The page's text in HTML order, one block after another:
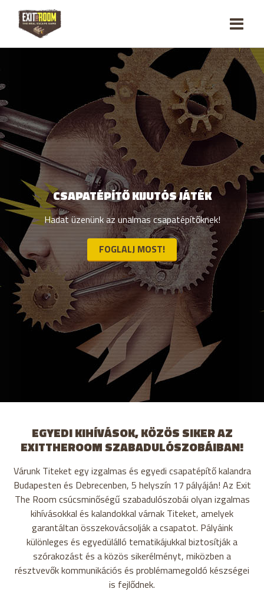
CSAPATÉPÍTŐ KIJUTÓS JÁTÉK
Hadat üzenünk az unalmas csapatépítőknek!
FOGLALJ MOST!
EGYEDI KIHÍVÁSOK, KÖZÖS SIKER AZ
EXITTHEROOM SZABADULÓSZOBÁIBAN!
Várunk Titeket egy izgalmas és egyedi csapatépítő kalandra
Budapesten és Debrecenben, 5 helyszín 17 pályáján! Az Exit
The Room csúcsminőségű szabadulószobái olyan izgalmas
kihívásokkal és kalandokkal várnak Titeket, amelyek
garantáltan összekovácsolják a csapatot. Pályáink
különleges és egyedülálló tematikájukkal biztosítják a
szórakozást és a közös sikerélményt, miközben a
résztvevők kommunikációs és problémamegoldó készségei
is fejlődnek.